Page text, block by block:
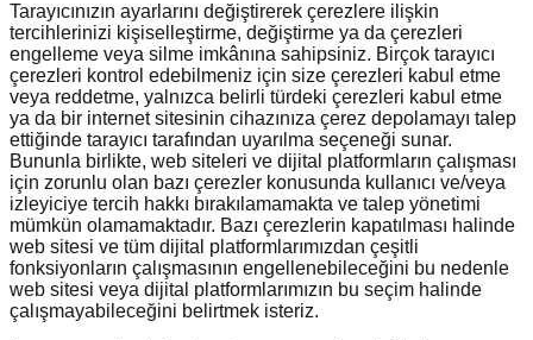
Tarayıcınızın ayarlarını değiştirerek çerezlere ilişkin
tercihlerinizi kişiselleştirme, değiştirme ya da çerezleri
engelleme veya silme imkânına sahipsiniz. Birçok tarayıcı
çerezleri kontrol edebilmeniz için size çerezleri kabul etme
veya reddetme, yalnızca belirli türdeki çerezleri kabul etme
ya da bir internet sitesinin cihazınıza çerez depolamayı talep
ettiğinde tarayıcı tarafından uyarılma seçeneği sunar.
Bununla birlikte, web siteleri ve dijital platformların çalışması
için zorunlu olan bazı çerezler konusunda kullanıcı ve/veya
izleyiciye tercih hakkı bırakılamamakta ve talep yönetimi
mümkün olamamaktadır. Bazı çerezlerin kapatılması halinde
web sitesi ve tüm dijital platformlarımızdan çeşitli
fonksiyonların çalışmasının engellenebileceğini bu nedenle
web sitesi veya dijital platformlarımızın bu seçim halinde
çalışmayabileceğini belirtmek isteriz.